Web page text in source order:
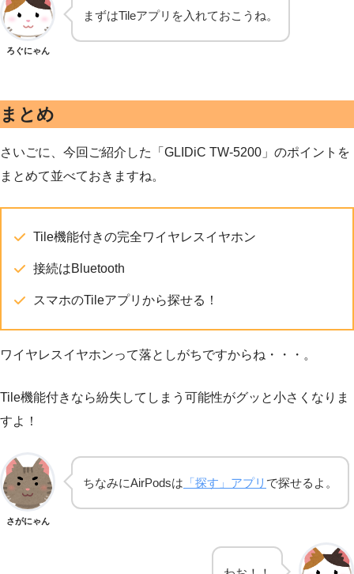
ろぐにゃん
まずはTileアプリを入れておこうね。
まとめ
さいごに、今回ご紹介した「GLIDiC TW-5200」のポイントを
まとめて並べておきますね。
Tile機能付きの完全ワイヤレスイヤホン
接続はBluetooth
スマホのTileアプリから探せる！
ワイヤレスイヤホンって落としがちですからね・・・。
Tile機能付きなら紛失してしまう可能性がグッと小さくなりま
すよ！
さがにゃん
ちなみにAirPodsは 「探す」アプリ で探せるよ。